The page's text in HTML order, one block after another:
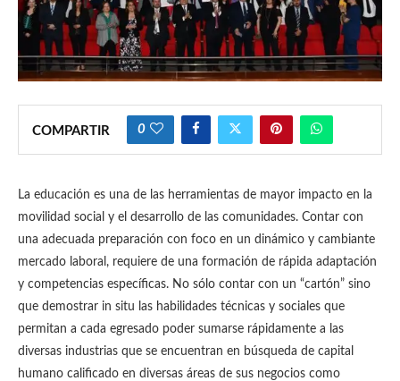
COMPARTIR 0
La educación es una de las herramientas de mayor impacto en la
movilidad social y el desarrollo de las comunidades. Contar con
una adecuada preparación con foco en un dinámico y cambiante
mercado laboral, requiere de una formación de rápida adaptación
y competencias específicas. No sólo contar con un “cartón” sino
que demostrar in situ las habilidades técnicas y sociales que
permitan a cada egresado poder sumarse rápidamente a las
diversas industrias que se encuentran en búsqueda de capital
humano calificado en diversas áreas de sus negocios como